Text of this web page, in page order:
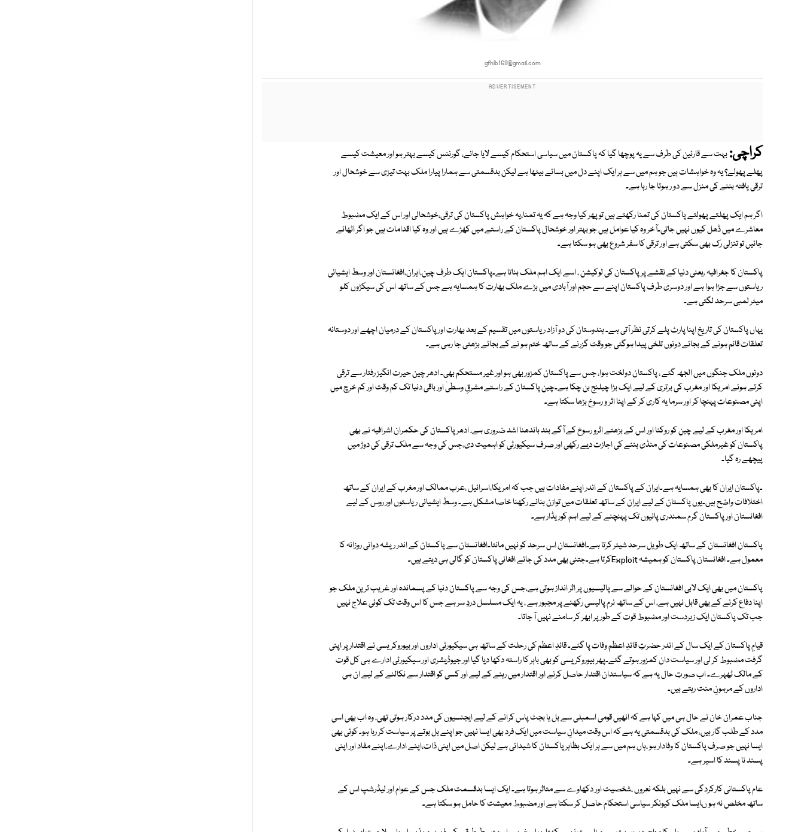
gfhlb169@gmail.com
کراچی:بہت سے قارئین کی طرف سے یہ پوچھا گیا کہ پاکستان میں سیاسی استحکام کیسے لایا جائے، گورننس کیسے بہتر ہو اور معیشت کیسے
پھلے پھولے؟ یہ وہ خواہشات ہیں جو ہم میں سے ہر ایک اپنے دل میں بسائے بیٹھا ہے لیکن بدقسمتی سے ہمارا پیارا ملک بہت تیزی سے خوشحال اور
ترقی یافتہ بننے کی منزل سے دو ر ہوتا جا رہا ہے۔
اگر ہم ایک پھلتے پھولتے پاکستان کی تمنا رکھتے ہیں تو پھر کیا وجہ ہے کہ یہ تمنا،یہ خواہش پاکستان کی ترقی،خوشحالی اور اس کے ایک مضبوط
معاشرے میں ڈھل کیوں نہیں جاتی۔آخر وہ کیا عوامل ہیں جو بہتر اور خوشحال پاکستان کے راستے میں کھڑے ہیں اور وہ کیا اقدامات ہیں جو اگر اٹھائے
جائیں تو تنزلی رک بھی سکتی ہے اور ترقی کا سفر شروع بھی ہو سکتا ہے۔
پاکستان کا جغرافیہ ،یعنی دنیا کے نقشے پر پاکستان کی لوکیشن ، اسے ایک اہم ملک بناتا ہے۔پاکستان ایک طرف چین،ایران،افغانستان اور وسط ایشیائی
ریاستوں سے جڑا ہوا ہے اور دوسری طرف پاکستان اپنے سے حجم اور آبادی میں بڑے ملک بھارت کا ہمسایہ ہے جس کے ساتھ اس کی سیکڑوں کلو
میٹر لمبی سرحد لگتی ہے۔
یہاں پاکستان کی تاریخ اپنا پارٹ پلے کرتی نظر آتی ہے۔ ہندوستان کی دو آزاد ریاستوں میں تقسیم کے بعد بھارت اور پاکستان کے درمیان اچھے اور دوستانہ
تعلقات قائم ہونے کے بجائے دونوں تلخی پیدا ہوگئی جو وقت گزرنے کے ساتھ ختم ہو نے کے بجائے بڑھتی جا رہی ہے۔
دونوں ملک جنگوں میں الجھ گئے ، پاکستان دولخت ہوا، جس سے پاکستان کمزور بھی ہو اور غیر مستحکم بھی۔ ادھر چین حیرت انگیز رفتار سے ترقی
کرتے ہوئے امریکا اور مغرب کی برتری کے لیے ایک بڑا چیلنج بن چکا ہے۔چین پاکستان کے راستے مشرقِ وسطیٰ اور باقی دنیا تک کم وقت اور کم خرچ میں
اپنی مصنوعات پہنچا کر اور سرما یہ کاری کر کے اپنا اثر و رسوخ بڑھا سکتا ہے۔
امریکا اور مغرب کے لیے چین کو روکنا اور اس کے بڑھتے اثرو رسوخ کے آگے بند باندھنا اشد ضروری ہے، ادھر پاکستان کی حکمران اشرافیہ نے بھی
پاکستان کو غیرملکی مصنوعات کی منڈی بننے کی اجازت دیے رکھی اور صرف سیکیورٹی کو اہمیت دی،جس کی وجہ سے ملک ترقی کی دوڑ میں
پیچھے رہ گیا۔
۔پاکستان ایران کا بھی ہمسایہ ہے۔ایران کے پاکستان کے اندر اپنے مفادات ہیں جب کہ امریکا،اسرائیل ،عرب ممالک اور مغرب کے ایران کے ساتھ
اختلافات واضح ہیں۔یوں پاکستان کے لیے ایران کے ساتھ تعلقات میں توازن بنائے رکھنا خاصا مشکل ہے۔ وسط ایشیائی ریاستوں اور روس کے لیے
افغانستان اور پاکستان گرم سمندری پانیوں تک پہنچنے کے لیے اہم کوریڈار ہے۔
پاکستان افغانستان کے ساتھ ایک طویل سرحد شیئر کرتا ہے۔افغانستان اس سرحد کو نہیں مانتا۔افغانستان سے پاکستان کے اندر ریشہ دوانی روزانہ کا
معمول ہے۔ افغانستان پاکستان کو ہمیشہ Exploitکرتا ہے۔جتنی بھی مدد کی جائے افغانی پاکستان کو گالی ہی دیتے ہیں۔
پاکستان میں بھی ایک لابی افغانستان کے حوالے سے پالیسیوں پر اثر انداز ہوتی ہے،جس کی وجہ سے پاکستان دنیا کے پسماندہ اور غریب ترین ملک جو
اپنا دفاع کرنے کے بھی قابل نہیں ہے، اس کے ساتھ نرم پالیسی رکھنے پر مجبور ہے ، یہ ایک مسلسل دردِ سر ہے جس کا اس وقت تک کوئی علاج نہیں
جب تک پاکستان ایک زبردست اور مضبوط قوت کے طور پر ابھر کر سامنے نہیں آ جاتا۔
قیامِ پاکستان کے ایک سال کے اندر حضرتِ قائدِ اعظم وفات پا گئے۔ قائدِ اعظم کی رحلت کے ساتھ ہی سیکیورٹی اداروں اور بیوروکریسی نے اقتدار پر اپنی
گرفت مضبوط کر لی اور سیاست دان کمزور ہوتے گئے۔پھر بیوروکریسی کو بھی باہر کا راستہ دکھا دیا گیا اور جیوڈیشری اور سیکیورٹی ادارے ہی کل قوت
کے مالک ٹھہرے۔ اب صورتِ حال یہ ہے کہ سیاستدان اقتدار حاصل کرنے اور اقتدار میں رہنے کے لیے اور کسی کو اقتدار سے نکالنے کے لیے ان ہی
اداروں کے مرہونِ منت رہتے ہیں۔
جناب عمران خان نے حال ہی میں کہا ہے کہ انھیں قومی اسمبلی سے بل یا بجٹ پاس کرانے کے لیے ایجنسیوں کی مدد درکار ہوتی تھی، وہ اب بھی اسی
مدد کے طلب گار ہیں، ملک کی بدقسمتی یہ ہے کہ اس وقت میدانِ سیاست میں ایک فرد بھی ایسا نہیں جو اپنے بل بوتے پر سیاست کر رہا ہو۔ کوئی بھی
ایسا نہیں جو صرف پاکستان کا وفادار ہو ،ہاں ہم میں سے ہر ایک بظاہر پاکستان کا شیدائی ہے لیکن اصل میں اپنی ذات،اپنے ادارے،اپنے مفاد اور اپنی
پسند نا پسند کا اسیر ہے۔
عام پاکستانی کارکردگی سے نہیں بلکہ نعروں ،شخصیت اور دکھاوے سے متاثر ہوتا ہے۔ ایک ایسا بدقسمت ملک جس کے عوام اور لیڈرشپ اس کے
ساتھ مخلص نہ ہو ںایسا ملک کیونکر سیاسی استحکام حاصل کر سکتا ہے اور مضبوط معیشت کا حامل ہو سکتا ہے۔